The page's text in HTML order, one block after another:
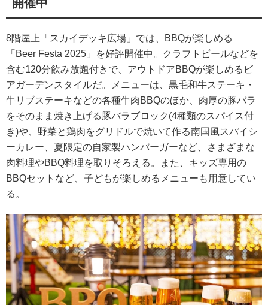
開催中
8階屋上「スカイデッキ広場」では、BBQが楽しめる
「Beer Festa 2025」を好評開催中。クラフトビールなどを
含む120分飲み放題付きで、アウトドアBBQが楽しめるビ
アガーデンスタイルだ。メニューは、黒毛和牛ステーキ・
牛リブステーキなどの各種牛肉BBQのほか、肉厚の豚バラ
をそのまま焼き上げる豚バラブロック(4種類のスパイス付
き)や、野菜と鶏肉をグリドルで焼いて作る南国風スパイシ
ーカレー、夏限定の自家製ハンバーガーなど、さまざまな
肉料理やBBQ料理を取りそろえる。また、キッズ専用の
BBQセットなど、子どもが楽しめるメニューも用意してい
る。